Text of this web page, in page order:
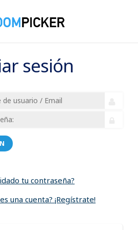
sesión
tu contraseña?
una cuenta? ¡Regístrate!